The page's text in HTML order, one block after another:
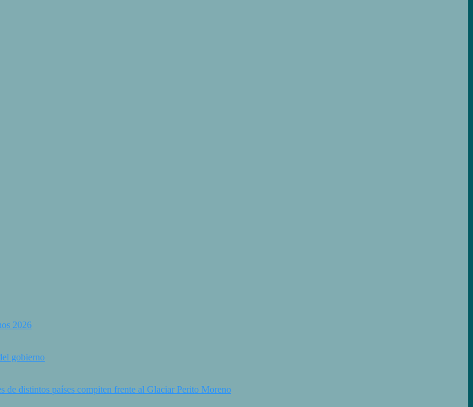
2026
gobierno
distintos países compiten frente al Glaciar Perito Moreno